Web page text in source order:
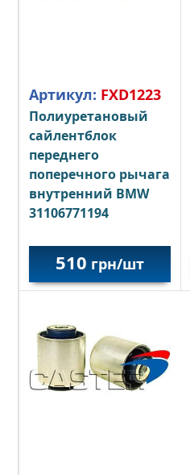
Артикул: FХD1223
Полиуретановый
сайлентблок
переднего
поперечного рычага
внутренний BMW
31106771194
510 грн/шт